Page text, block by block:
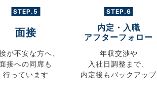
STEP.5
面接
が不安な方へ、
接への同席も
行っています
STEP.6
内定・入職
アフターフォロー
年収交渉や
入社日調整まで、
内定後もバックアップ